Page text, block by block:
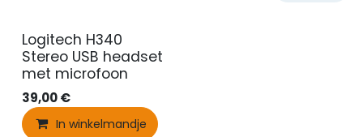
Logitech H340
Stereo USB headset
met microfoon
39,00€
In winkelmandje